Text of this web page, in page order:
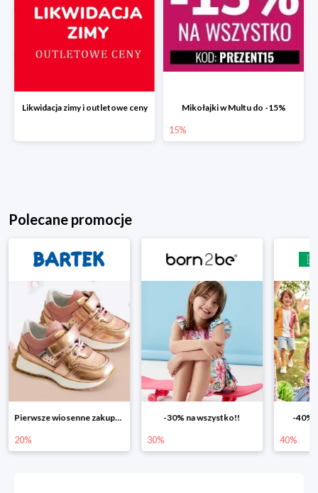
Likwidacja zimy i outletowe ceny Mikołajki w Multu do -15%
15%
Polecane promocje
Pierwsze wiosenne zakupy -20%
20%
-30% na wszystko!!
30%
-40%
40%